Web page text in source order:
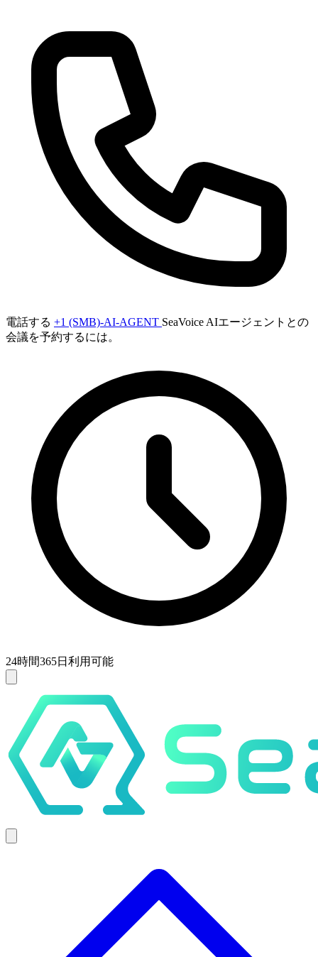
電話する +1 (SMB)-AI-AGENT SeaVoice AIエージェントとの
会議を予約するには。
24時間365日利用可能